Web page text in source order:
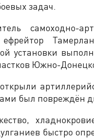
задач.
самоходно-
ефрейтор
установки
Южно-
был повреждён
быстро